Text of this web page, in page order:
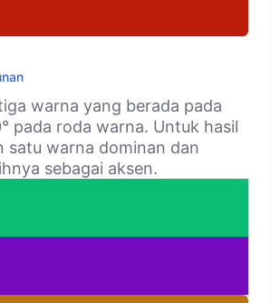
warna yang berada pada
pada roda warna. Untuk hasil
satu warna dominan dan
sebagai aksen.